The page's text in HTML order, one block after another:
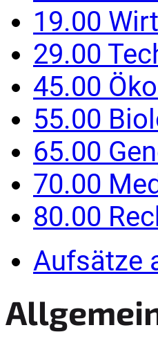
19.00
29.00
45.00
55.00
65.00
70.00
80.00
Aufsätze